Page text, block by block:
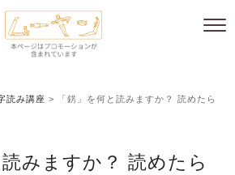
読み講座 >
「錺」を何と読みますか？ 読めたら
読みますか？ 読めたら